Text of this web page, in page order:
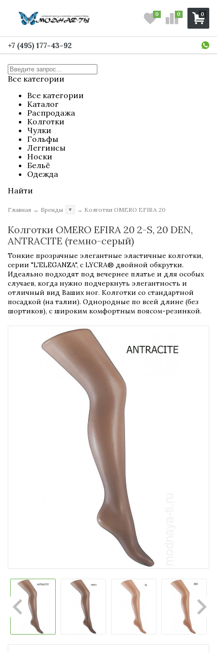
0
0 0
+7 (495) 177-43-92
Все категории
Все категории
Каталог
Распродажа
Колготки
Чулки
Гольфы
Леггинсы
Носки
Бельё
Одежда
Найти
Главная → Бренды ▼ → Колготки OMERO EFIRA 20
Колготки OMERO EFIRA 20 2-S, 20 DEN,
ANTRACITE (темно-серый)
Тонкие прозрачные элегантные эластичные колготки,
серии "L'ELEGANZA", с LYCRA® двойной обкрутки.
Идеально подходят под вечернее платье и для особых
случаев, когда нужно подчеркнуть элегантность и
отличный вид Ваших ног. Колготки со стандартной
посадкой (на талии). Однородные по всей длине (без
шортиков), с широким комфортным поясом-резинкой.